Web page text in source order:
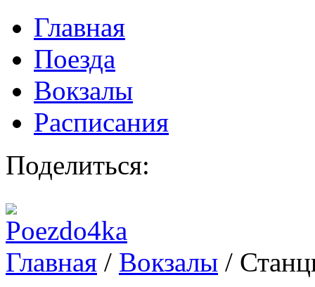
Главная
Поезда
Вокзалы
Расписания
Поделиться:
Главная / Вокзалы /